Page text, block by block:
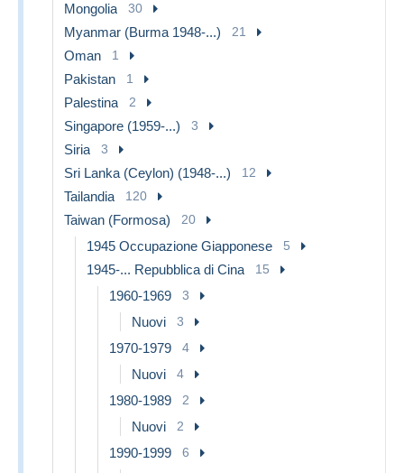
Mongolia 30
Myanmar (Burma 1948-...) 21
Oman 1
Pakistan 1
Palestina 2
Singapore (1959-...) 3
Siria 3
Sri Lanka (Ceylon) (1948-...) 12
Tailandia 120
Taiwan (Formosa) 20
1945 Occupazione Giapponese 5
1945-... Repubblica di Cina 15
1960-1969 3
Nuovi 3
1970-1979 4
Nuovi 4
1980-1989 2
Nuovi 2
1990-1999 6